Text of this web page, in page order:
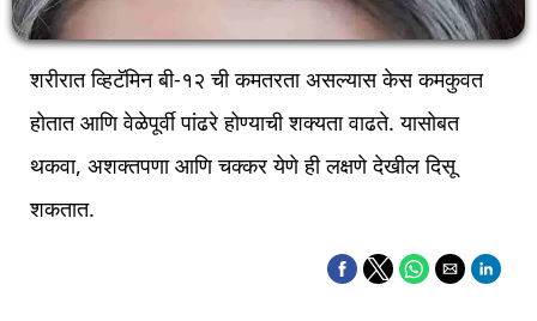
शरीरात व्हिटॅमिन बी-१२ ची कमतरता असल्यास केस कमकुवत
होतात आणि वेळेपूर्वी पांढरे होण्याची शक्यता वाढते. यासोबत
थकवा, अशक्तपणा आणि चक्कर येणे ही लक्षणे देखील दिसू
शकतात.